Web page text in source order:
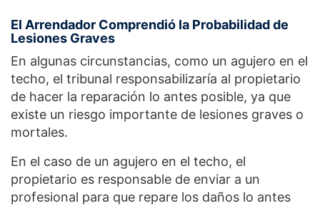
El Arrendador Comprendió la Probabilidad de
Lesiones Graves
En algunas circunstancias, como un agujero en el
techo, el tribunal responsabilizaría al propietario
de hacer la reparación lo antes posible, ya que
existe un riesgo importante de lesiones graves o
mortales.
En el caso de un agujero en el techo, el
propietario es responsable de enviar a un
profesional para que repare los daños lo antes